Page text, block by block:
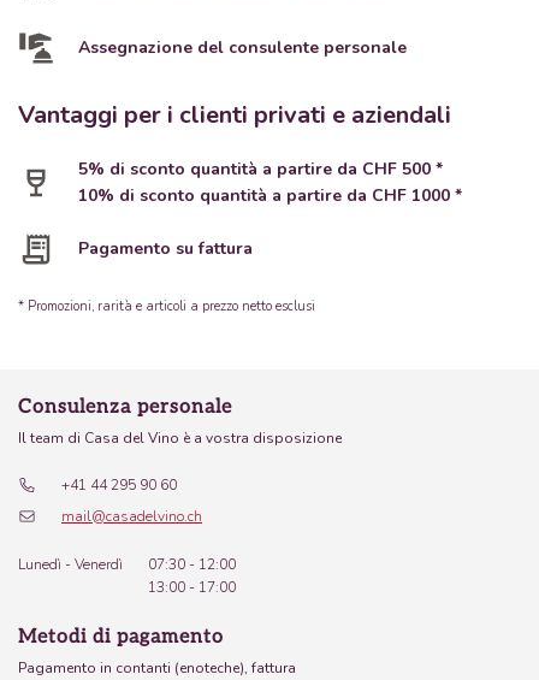
Assegnazione del consulente personale
Vantaggi per i clienti privati e aziendali
5% di sconto quantità a partire da CHF 500 *
10% di sconto quantità a partire da CHF 1000 *
Pagamento su fattura
* Promozioni, rarità e articoli a prezzo netto esclusi
Consulenza personale
Il team di Casa del Vino è a vostra disposizione
+41 44 295 90 60
mail@casadelvino.ch
Lunedì - Venerdì
07:30 - 12:00
13:00 - 17:00
Metodi di pagamento
Pagamento in contanti (enoteche), fattura